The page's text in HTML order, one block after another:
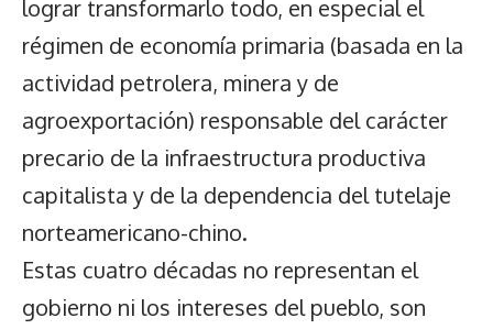
lograr transformarlo todo, en especial el
régimen de economía primaria (basada en la
actividad petrolera, minera y de
agroexportación) responsable del carácter
precario de la infraestructura productiva
capitalista y de la dependencia del tutelaje
norteamericano-chino.
Estas cuatro décadas no representan el
gobierno ni los intereses del pueblo, son